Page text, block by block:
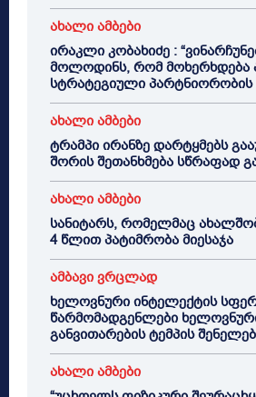
ახალი ამბები
ირაკლი კობახიძე :
მოლოდინს, რომ მოხერხდება
სტრატეგიული პარტნიორობის
ახალი ამბები
ტრამპი ირანზე დარტყმებს
შორის შეთანხმება სწრაფად
ახალი ამბები
სანიტარს, რომელმაც
4 წლით პატიმრობა მიესაჯა
ამბავი ვრცლად
ხელოვნური ინტელექტის
წარმომადგენლები
განვითარების ტემპის
ახალი ამბები